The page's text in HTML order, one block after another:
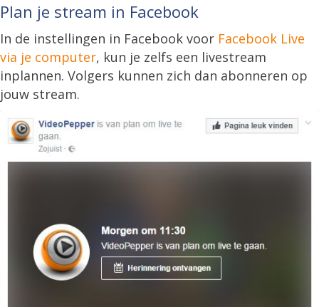
Plan je stream in Facebook
In de instellingen in Facebook voor Facebook Live
via je computer, kun je zelfs een livestream
inplannen. Volgers kunnen zich dan abonneren op
jouw stream.